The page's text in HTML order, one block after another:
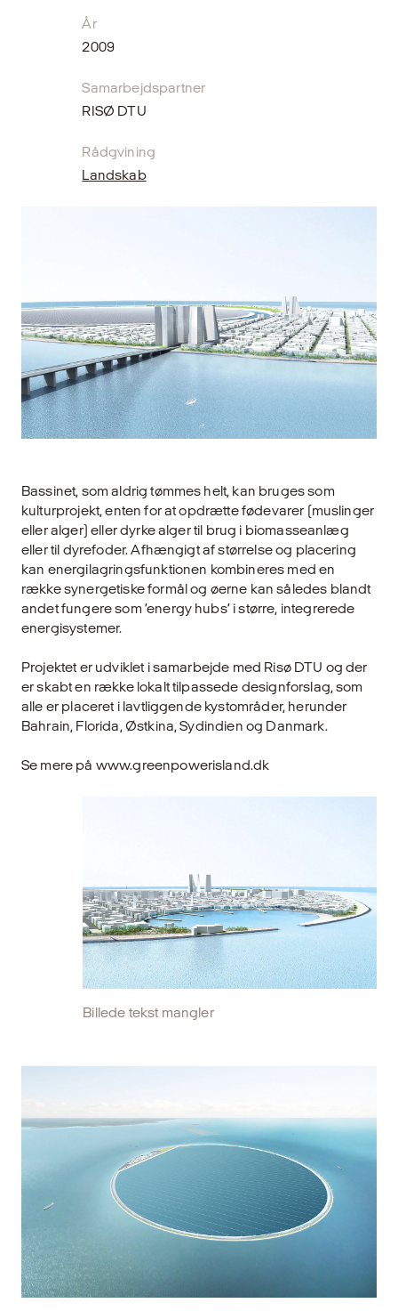
År
2009
Samarbejdspartner
RISØ DTU
Rådgvining
Landskab
Bassinet, som aldrig tømmes helt, kan bruges som
kulturprojekt, enten for at opdrætte fødevarer (mus­linger
eller alger) eller dyrke alger til brug i biomas­seanlæg
eller til dyrefoder. Afhængigt af størrelse og placering
kan energilagringsfunktionen kombineres med en
række synergetiske formål og øerne kan således blandt
andet fungere som ’energy hubs’ i større, integrerede
energisystemer.
Projektet er udviklet i samarbejde med Risø DTU og der
er skabt en række lokalt tilpassede designforslag, som
alle er placeret i lavtliggende kystom­råder, herunder
Bahrain, Florida, Østkina, Sydindien og Danmark.
Se mere på www.greenpowerisland.dk
Billede tekst mangler